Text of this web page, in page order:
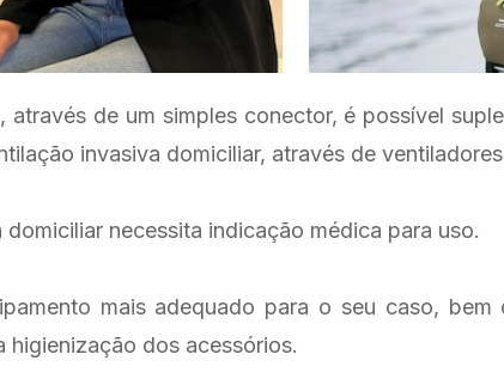
de um simples conector, é possível
invasiva domiciliar, através de
necessita indicação médica para uso.
mais adequado para o seu caso,
higienização dos acessórios.